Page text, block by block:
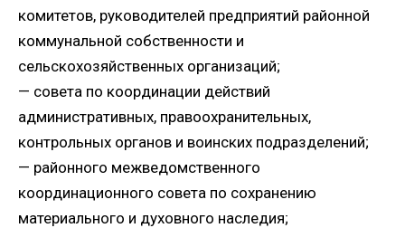
комитетов, руководителей предприятий районной
коммунальной собственности и
сельскохозяйственных организаций;
— совета по координации действий
административных, правоохранительных,
контрольных органов и воинских подразделений;
— районного межведомственного
координационного совета по сохранению
материального и духовного наследия;